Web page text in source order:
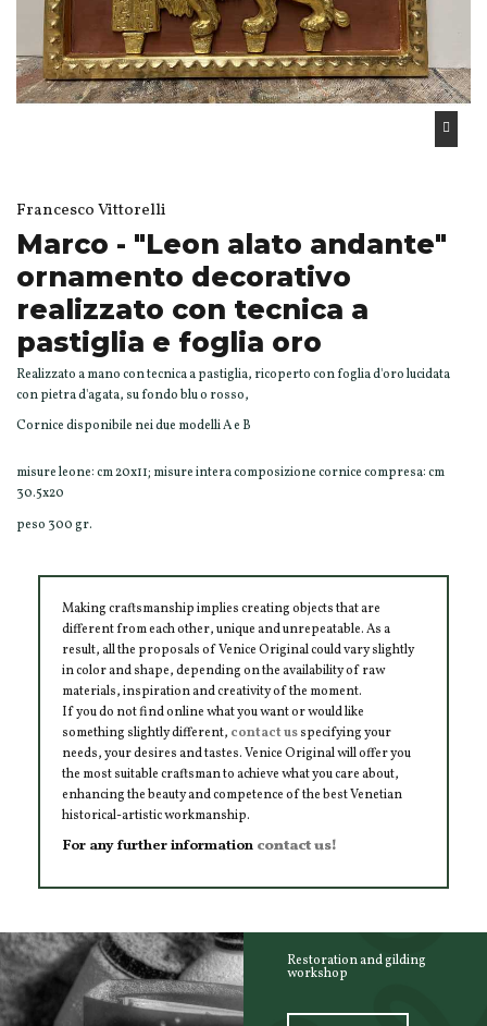
Francesco Vittorelli
Marco - "Leon alato andante"
ornamento decorativo
realizzato con tecnica a
pastiglia e foglia oro
Realizzato a mano con tecnica a pastiglia, ricoperto con foglia d'oro lucidata
con pietra d'agata, su fondo blu o rosso,
Cornice disponibile nei due modelli A e B
misure leone: cm 20x11; misure intera composizione cornice compresa: cm
30.5x20
peso 300 gr.
Making craftsmanship implies creating objects that are
different from each other, unique and unrepeatable. As a
result, all the proposals of Venice Original could vary slightly
in color and shape, depending on the availability of raw
materials, inspiration and creativity of the moment.
If you do not find online what you want or would like
something slightly different, contact usspecifying your
needs, your desires and tastes. Venice Original will offer you
the most suitable craftsman to achieve what you care about,
enhancing the beauty and competence of the best Venetian
historical-artistic workmanship.
For any further information contact us!
Restoration and gilding
workshop